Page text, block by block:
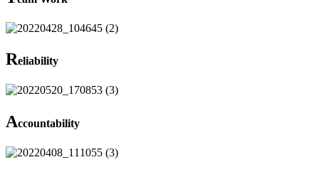
Reliability
Accountability